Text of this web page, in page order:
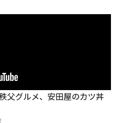
父グルメ、安田屋のカツ丼